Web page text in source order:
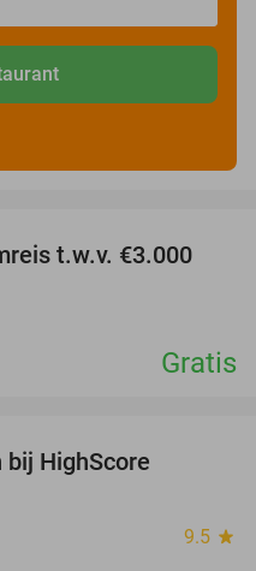
t.w.v. €3.000
Gratis
bij HighScore
9.5 star